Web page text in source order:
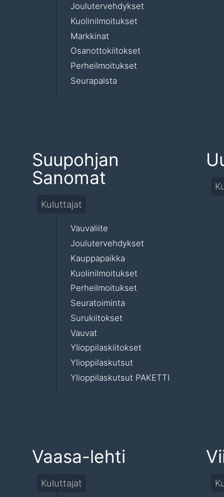
Joulutervehdykset
Kuolinilmoitukset
Markkinat
Osanottokiitokset
Perheilmoitukset
Seurapalsta
Suupohjan
Sanomat
Kuluttajat
Vauvaliite
Joulutervehdykset
Kauppapaikka
Kuolinilmoitukset
Perheilmoitukset
Seuratoiminta
Surukiitokset
Vauvat
Ylioppilaskiitokset
Ylioppilaskutsut
Ylioppilaskutsut PAKETTI
Vaasa-lehti
Kuluttajat